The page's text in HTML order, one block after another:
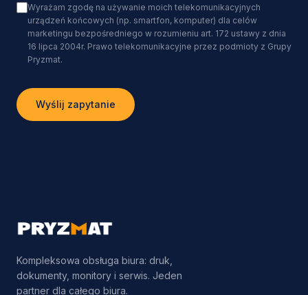
Wyrażam zgodę na używanie moich telekomunikacyjnych
urządzeń końcowych (np. smartfon, komputer) dla celów
marketingu bezpośredniego w rozumieniu art. 172 ustawy z dnia
16 lipca 2004r. Prawo telekomunikacyjne przez podmioty z Grupy
Pryzmat.
Wyślij zapytanie
Kompleksowa obsługa biura: druk,
dokumenty, monitory i serwis. Jeden
partner dla całego biura.